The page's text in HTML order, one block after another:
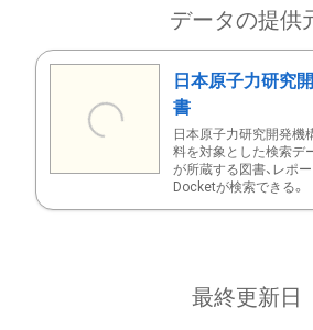
データの提供
日本原子力研究
書
日本原子力研究開発機
料を対象とした検索デ
が所蔵する図書、レポー
Docketが検索できる。
最終更新日